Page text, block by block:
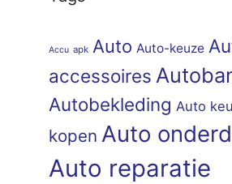
Accu apk Auto Auto-keuze
accessoires
Autobekleding Auto
kopen Auto
Auto reparatie